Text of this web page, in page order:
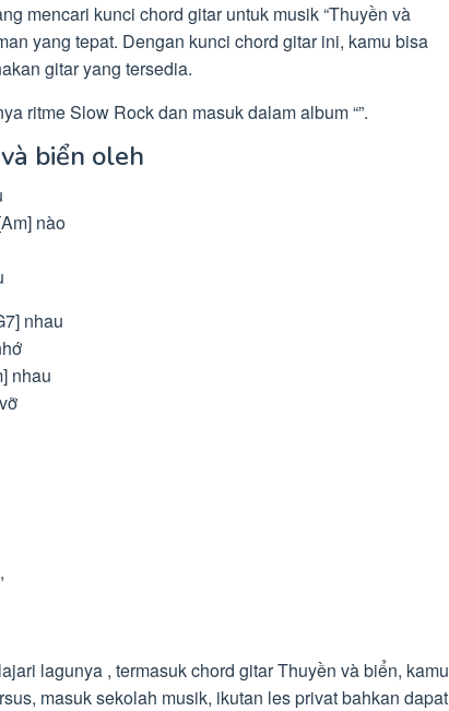
mencari kunci chord gitar untuk musik “Thuyền và
yang tepat. Dengan kunci chord gitar ini, kamu bisa
gitar yang tersedia.
ritme Slow Rock dan masuk dalam album “”.
biển oleh
nào
nhau
nhau
lagunya , termasuk chord gitar Thuyền và biển, kamu
masuk sekolah musik, ikutan les privat bahkan dapat